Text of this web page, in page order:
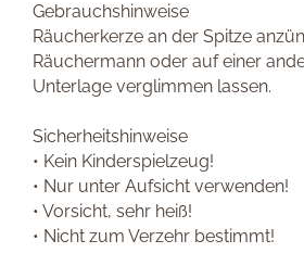
Gebrauchshinweise
Räucherkerze an der Spitze
Räuchermann oder auf einer
Unterlage verglimmen lassen.
Sicherheitshinweise
• Kein Kinderspielzeug!
• Nur unter Aufsicht verwenden!
• Vorsicht, sehr heiß!
• Nicht zum Verzehr bestimmt!